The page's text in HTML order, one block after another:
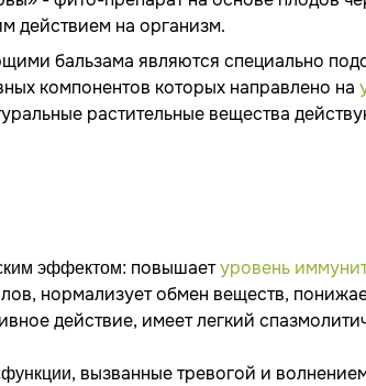
действием на организм.
бальзама являются специально
компонентов которых направлено на
растительные вещества
эффектом: повышаетуровень
нормализует обмен веществ,
действие, имеет легкий
, вызванные тревогой и